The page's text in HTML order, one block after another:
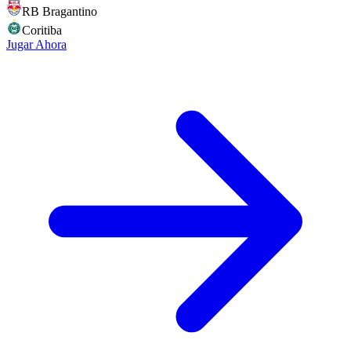
RB Bragantino
Coritiba
Jugar Ahora